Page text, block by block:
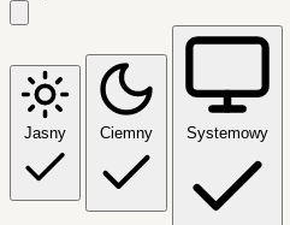
Jasny Ciemny Systemowy